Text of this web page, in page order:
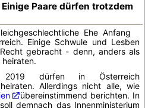
Paare dürfen trotzdem
Ehe Anfang
Einige Schwule und Lesben
gebracht - denn, anders als
dürfen in Österreich
Allerdings nicht alle, wie
übereinstimmend berichten. In
demnach das Innenministerium